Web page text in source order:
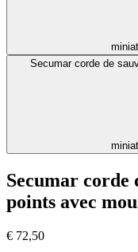
Secumar corde de
Secumar corde
points avec
€ 72,50